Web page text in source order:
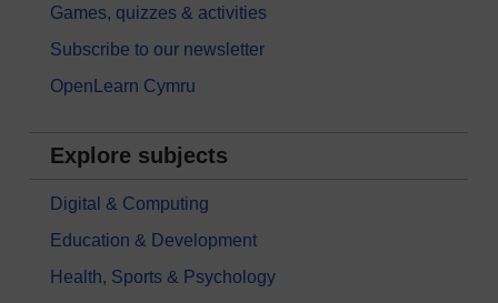
Games, quizzes & activities
Subscribe to our newsletter
OpenLearn Cymru
Explore subjects
Digital & Computing
Education & Development
Health, Sports & Psychology